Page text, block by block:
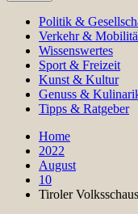
Politik &
Verkehr &
Wissenswertes
Sport & Freizeit
Kunst & Kultur
Genuss &
Tipps & Ratgeber
Home
2022
August
10
Tiroler